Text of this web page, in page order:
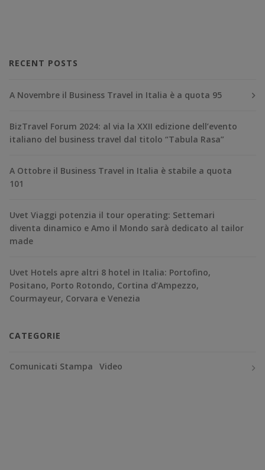
RECENT POSTS
A Novembre il Business Travel in Italia è a quota 95
BizTravel Forum 2024: al via la XXII edizione dell’evento
italiano del business travel dal titolo “Tabula Rasa”
A Ottobre il Business Travel in Italia è stabile a quota
101
Uvet Viaggi potenzia il tour operating: Settemari
diventa dinamico e Amo il Mondo sarà dedicato al tailor
made
Uvet Hotels apre altri 8 hotel in Italia: Portofino,
Positano, Porto Rotondo, Cortina d’Ampezzo,
Courmayeur, Corvara e Venezia
CATEGORIE
Comunicati Stampa Video